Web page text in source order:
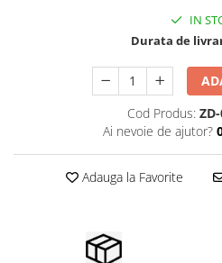
Microfoane de studio
Microfoane de Suprafata
Microfoane de voce si live
Microfoane lavaliera si headset
Microfoane pt instalatii si
IN
Durata de
Cod Produs:
Ai nevoie de ajutor?
Adauga la Favorite